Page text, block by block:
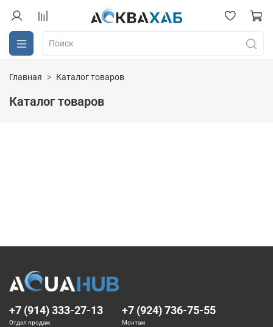
Главная Каталог товаров
Каталог товаров
+7 (914) 333-27-13
Отдел продаж
+7 (924) 736-75-55
Монтаж